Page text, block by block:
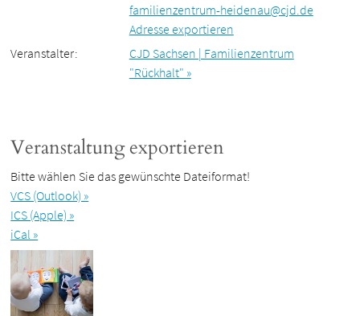
familienzentrum-heidenau@cjd.de
Adresse exportieren
Veranstalter:
CJD Sachsen | Familienzentrum
"Rückhalt" »
Veranstaltung exportieren
Bitte wählen Sie das gewünschte Dateiformat!
VCS (Outlook) »
ICS (Apple) »
iCal »